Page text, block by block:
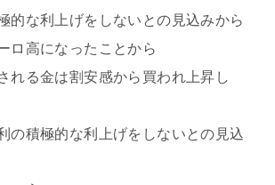
的な利上げをしないとの見込みから
ロ高になったことから
れる金は割安感から買われ上昇し
の積極的な利上げをしないとの見込